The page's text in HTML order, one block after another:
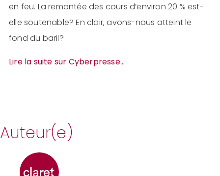
en feu. La remontée des cours d’environ 20 % est-
elle soutenable? En clair, avons-nous atteint le
fond du baril?
Lire la suite sur Cyberpresse…
Auteur(e)